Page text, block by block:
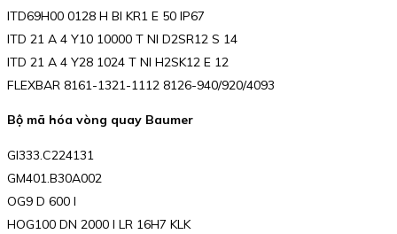
ITD69H00 0128 H BI KR1 E 50 IP67
ITD 21 A 4 Y10 10000 T NI D2SR12 S 14
ITD 21 A 4 Y28 1024 T NI H2SK12 E 12
FLEXBAR 8161-1321-1112 8126-940/920/4093
Bộ mã hóa vòng quay Baumer
GI333.C224131
GM401.B30A002
OG9 D 600 I
HOG100 DN 2000 I LR 16H7 KLK